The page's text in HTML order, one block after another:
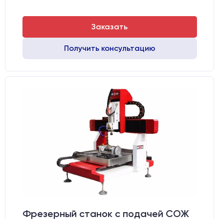
Заказать
Получить консультацию
Фрезерный станок с подачей СОЖ